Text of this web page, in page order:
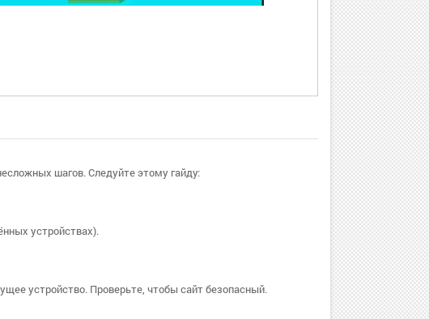
шагов. Следуйте этому гайду:
устройствах).
устройство. Проверьте, чтобы сайт безопасный.